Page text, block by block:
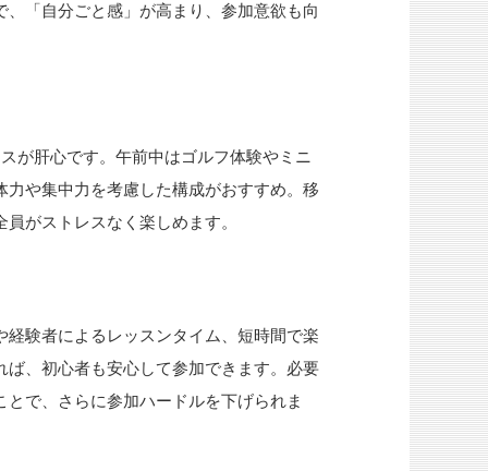
「自分ごと感」が高まり、参加意欲も向
が肝心です。午前中はゴルフ体験やミニ
や集中力を考慮した構成がおすすめ。移
がストレスなく楽しめます。
験者によるレッスンタイム、短時間で楽
、初心者も安心して参加できます。必要
で、さらに参加ハードルを下げられま